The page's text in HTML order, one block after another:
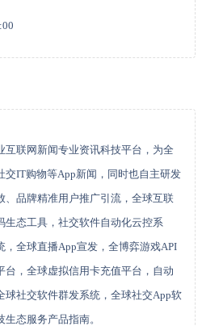
互联网新闻专业资讯科技平台，为全
交IT购物等App新闻，同时也自主研发
品牌精准用户推广引流，全球互联
生态工具，社交软件自动化云控系
全球直播App宣发，全博弈游戏API
，全球虚拟信用卡充值平台，自动
球社交软件群发系统，全球社交App软
态服务产品指南。